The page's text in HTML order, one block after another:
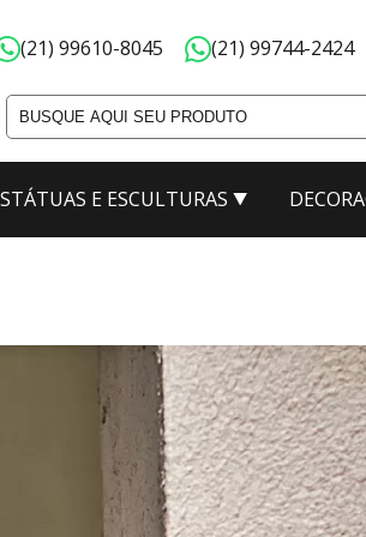
(21) 99610-8045 (21) 99744-2424
E ESCULTURAS